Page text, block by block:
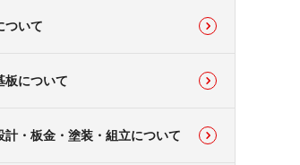
ついて
板について
計・板金・塗装・組立について